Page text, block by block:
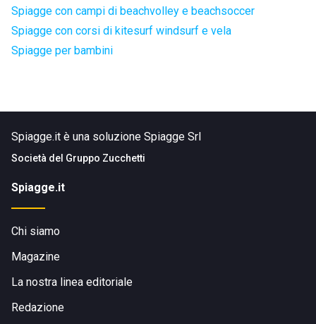
Spiagge con campi di beachvolley e beachsoccer
Spiagge con corsi di kitesurf windsurf e vela
Spiagge per bambini
Spiagge.it è una soluzione Spiagge Srl
Società del Gruppo Zucchetti
Spiagge.it
Chi siamo
Magazine
La nostra linea editoriale
Redazione